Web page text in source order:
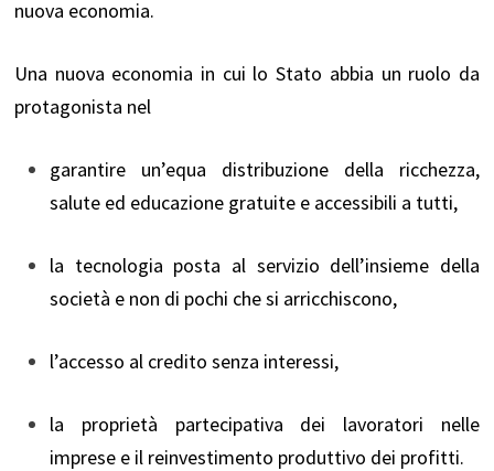
nuova economia.
Una nuova economia in cui lo Stato abbia un ruolo da
protagonista nel
garantire un’equa distribuzione della ricchezza,
salute ed educazione gratuite e accessibili a tutti,
la tecnologia posta al servizio dell’insieme della
società e non di pochi che si arricchiscono,
l’accesso al credito senza interessi,
la proprietà partecipativa dei lavoratori nelle
imprese e il reinvestimento produttivo dei profitti.